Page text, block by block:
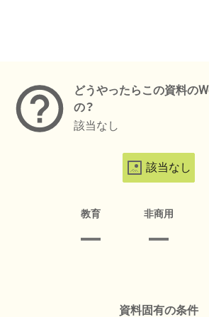
どうやったらこの資料の
の？
該当なし
該当なし
教育 非商用
資料固有の条件